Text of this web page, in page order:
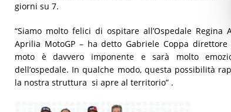
giorni su 7.
“Siamo molto felici di ospitare all’Ospedale
Aprilia MotoGP – ha detto Gabriele Coppa direttore
moto è davvero imponente e sarà molto
dell’ospedale. In qualche modo, questa possibilità
la nostra struttura si apre al territorio” .